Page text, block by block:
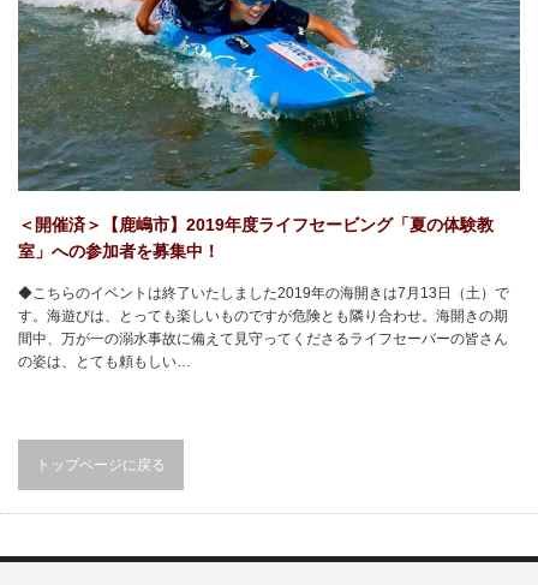
＜開催済＞【鹿嶋市】2019年度ライフセービング「夏の体験教
室」への参加者を募集中！
◆こちらのイベントは終了いたしました2019年の海開きは7月13日（土）で
す。海遊びは、とっても楽しいものですが危険とも隣り合わせ。海開きの期
間中、万が一の溺水事故に備えて見守ってくださるライフセーバーの皆さん
の姿は、とても頼もしい…
トップページに戻る